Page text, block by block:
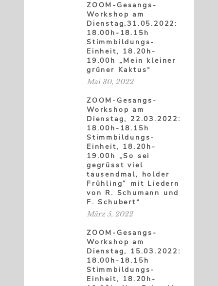
ZOOM-Gesangs-
Workshop am
Dienstag,31.05.2022:
18.00h-18.15h
Stimmbildungs-
Einheit, 18.20h-
19.00h „Mein kleiner
grüner Kaktus“
Mai 30, 2022
ZOOM-Gesangs-
Workshop am
Dienstag, 22.03.2022:
18.00h-18.15h
Stimmbildungs-
Einheit, 18.20h-
19.00h „So sei
gegrüsst viel
tausendmal, holder
Frühling” mit Liedern
von R. Schumann und
F. Schubert“
März 5, 2022
ZOOM-Gesangs-
Workshop am
Dienstag, 15.03.2022:
18.00h-18.15h
Stimmbildungs-
Einheit, 18.20h-